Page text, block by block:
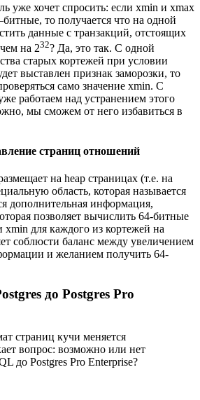
уже хочет спросить: если xmin и xmax
то получается что на одной
данные с транзакций, отстоящих
на 232? Да, это так. С одной
старых кортежей при условии
выставлен признак заморозки, то
само значение xmin. С
работаем над устранением этого
мы сможем от него избавиться в
страниц отношений
на heap страницах (т.е. на
область, которая называется
дополнительная информация,
позволяет вычислить 64-битные
xmin для каждого из кортежей на
соблюсти баланс между увеличением
и желанием получить 64-
до Postgres Pro
страниц кучи меняется
вопрос: возможно или нет
до Postgres Pro Enterprise?